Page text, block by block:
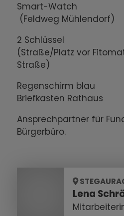
Smart-
(Feldweg Mühlendorf)
2
(Straße/Platz vor
Straße)
Briefkasten Rathaus
Ansprechpartner für
Bürgerbüro.
Lena